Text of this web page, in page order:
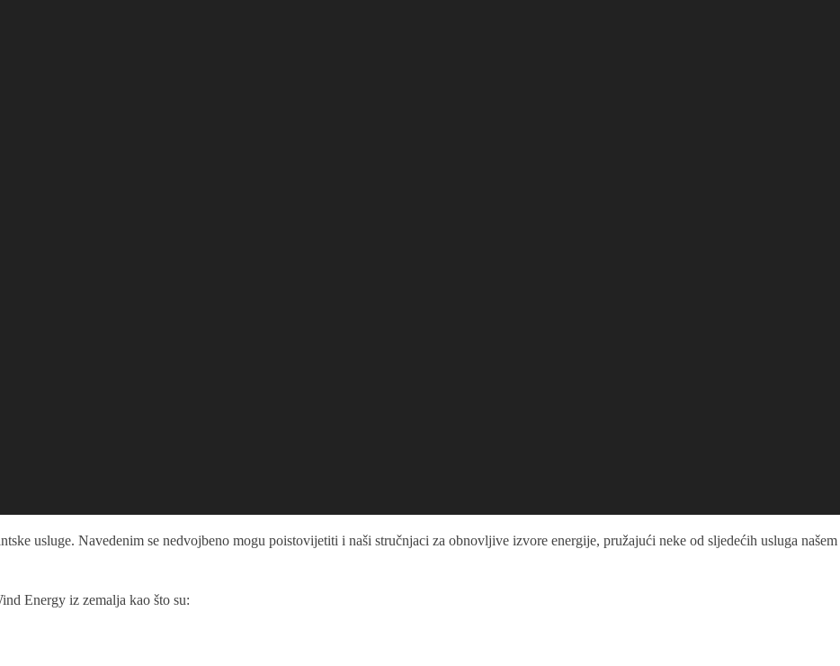
usluge. Navedenim se nedvojbeno mogu poistovijetiti i naši stručnjaci za obnovljive izvore energije, pružajući neke od sljedećih usluga našem
Energy iz zemalja kao što su: